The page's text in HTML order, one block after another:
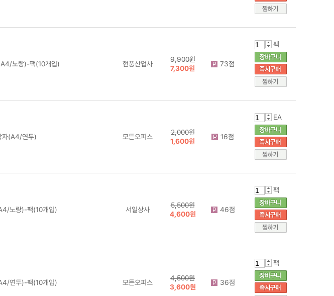
노랑)-팩(10개입)
현풍산업사
9,900원
7,300원
73점
팩
자(A4/연두)
모든오피스
2,000원
1,600원
16점
EA
노랑)-팩(10개입)
서일상사
5,500원
4,600원
46점
팩
연두)-팩(10개입)
모든오피스
4,500원
3,600원
36점
팩